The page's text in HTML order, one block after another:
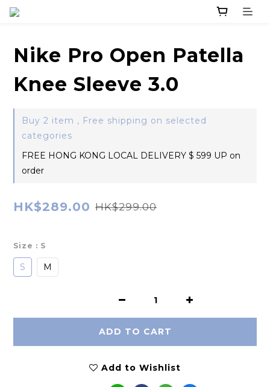
Nike Pro Open Patella
Knee Sleeve 3.0
Buy 2 item , Free shipping on selected
categories
FREE HONG KONG LOCAL DELIVERY $ 599 UP on
order
HK$289.00 HK$299.00
Size : S
S M
ADD TO CART
Add to Wishlist